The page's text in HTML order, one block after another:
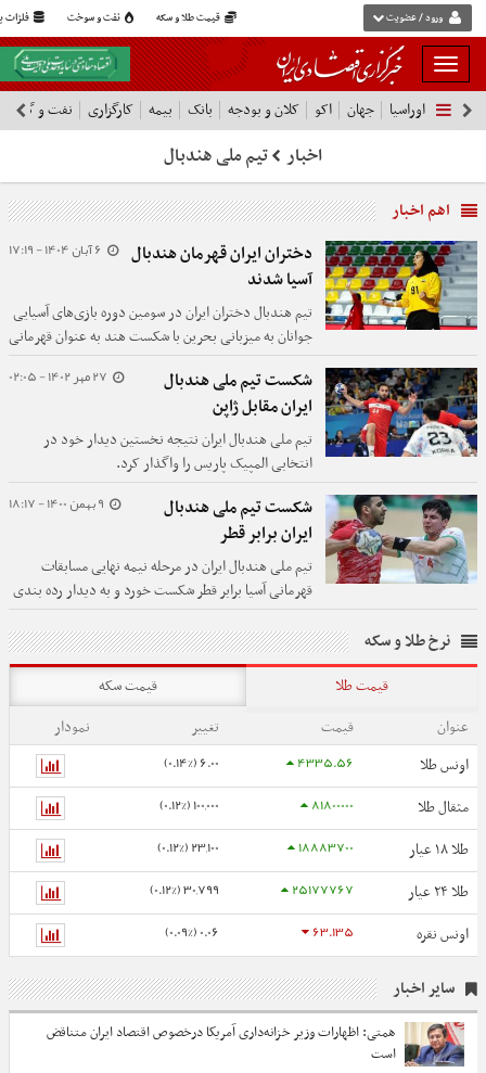
قیمت طلا و سکه نفت و سوخت فلزات ورود / عضویت
بار
و
بسته
نمودن
اوراسیا جهان اکو کلان و بودجه بانک بیمه کارگزاری نفت و گاز
اخبار تیم ملی هندبال
اهم اخبار
6 آبان 1404 - 17:19
دختران ایران قهرمان هندبال
آسیا شدند
تیم هندبال دختران ایران در سومین دوره بازی‌های آسیایی
جوانان به میزبانی بحرین با شکست هند به عنوان قهرمانی
رسید.
27 مهر 1402 - 02:05
شکست تیم ملی هندبال
ایران مقابل ژاپن
تیم ملی هندبال ایران نتیجه نخستین دیدار خود در
انتخابی المپیک پاریس را واگذار کرد.
9 بهمن 1400 - 18:17
شکست تیم ملی هندبال
ایران برابر قطر
تیم ملی هندبال ایران در مرحله نیمه نهایی مسابقات
قهرمانی آسیا برابر قطر شکست خورد و به دیدار رده بندی
رسید.
نرخ طلا و سکه
قیمت طلا
قیمت سکه
عنوان
قیمت تغییر
نمودار
اونس طلا
4335.56
6.00 (0.14%)
مثقال طلا 81800000
100,000 (0.12%)
طلا ۱۸ عیار 18883700
23,100 (0.12%)
طلا ۲۴ عیار 25177767
30,799 (0.12%)
اونس نقره 63.135
0.06 (0.09%)
سایر اخبار
همتی: اظهارات وزیر خزانه‌داری آمریکا درخصوص اقتصاد ایران متناقض
است